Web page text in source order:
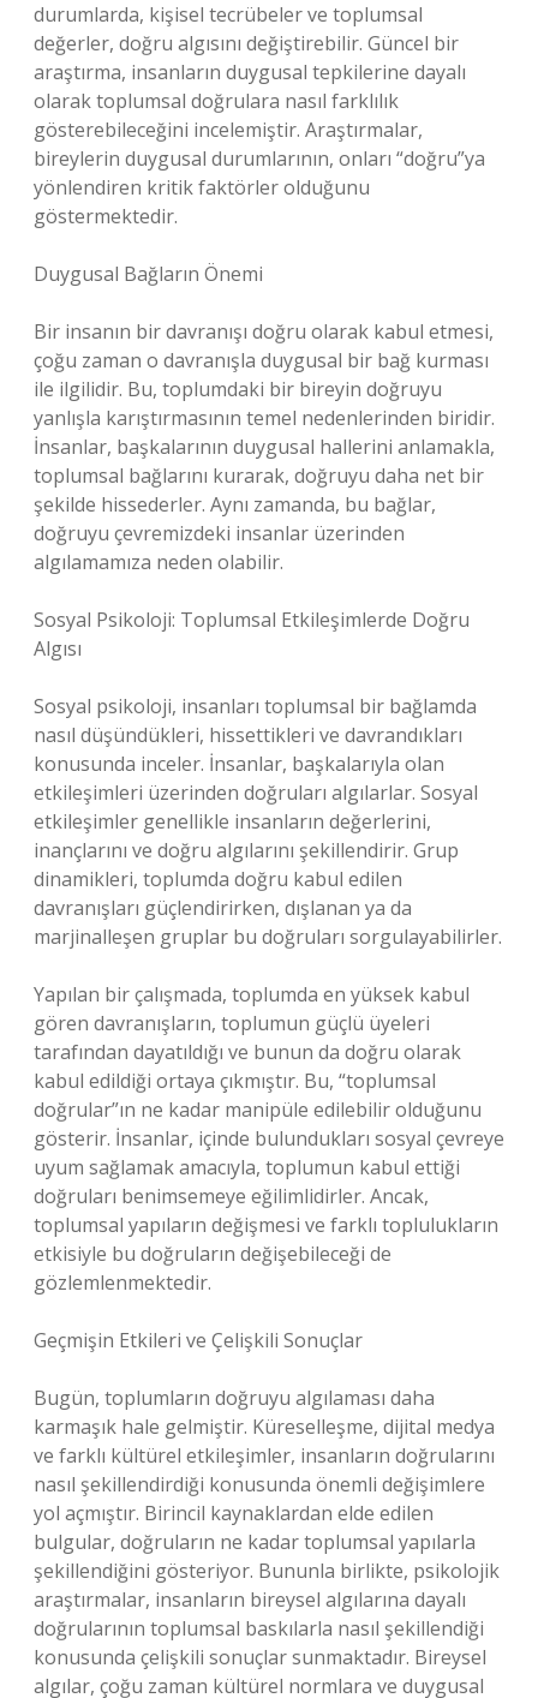
durumlarda, kişisel tecrübeler ve toplumsal
değerler, doğru algısını değiştirebilir. Güncel bir
araştırma, insanların duygusal tepkilerine dayalı
olarak toplumsal doğrulara nasıl farklılık
gösterebileceğini incelemiştir. Araştırmalar,
bireylerin duygusal durumlarının, onları “doğru”ya
yönlendiren kritik faktörler olduğunu
göstermektedir.
Duygusal Bağların Önemi
Bir insanın bir davranışı doğru olarak kabul etmesi,
çoğu zaman o davranışla duygusal bir bağ kurması
ile ilgilidir. Bu, toplumdaki bir bireyin doğruyu
yanlışla karıştırmasının temel nedenlerinden biridir.
İnsanlar, başkalarının duygusal hallerini anlamakla,
toplumsal bağlarını kurarak, doğruyu daha net bir
şekilde hissederler. Aynı zamanda, bu bağlar,
doğruyu çevremizdeki insanlar üzerinden
algılamamıza neden olabilir.
Sosyal Psikoloji: Toplumsal Etkileşimlerde Doğru
Algısı
Sosyal psikoloji, insanları toplumsal bir bağlamda
nasıl düşündükleri, hissettikleri ve davrandıkları
konusunda inceler. İnsanlar, başkalarıyla olan
etkileşimleri üzerinden doğruları algılarlar. Sosyal
etkileşimler genellikle insanların değerlerini,
inançlarını ve doğru algılarını şekillendirir. Grup
dinamikleri, toplumda doğru kabul edilen
davranışları güçlendirirken, dışlanan ya da
marjinalleşen gruplar bu doğruları sorgulayabilirler.
Yapılan bir çalışmada, toplumda en yüksek kabul
gören davranışların, toplumun güçlü üyeleri
tarafından dayatıldığı ve bunun da doğru olarak
kabul edildiği ortaya çıkmıştır. Bu, “toplumsal
doğrular”ın ne kadar manipüle edilebilir olduğunu
gösterir. İnsanlar, içinde bulundukları sosyal çevreye
uyum sağlamak amacıyla, toplumun kabul ettiği
doğruları benimsemeye eğilimlidirler. Ancak,
toplumsal yapıların değişmesi ve farklı toplulukların
etkisiyle bu doğruların değişebileceği de
gözlemlenmektedir.
Geçmişin Etkileri ve Çelişkili Sonuçlar
Bugün, toplumların doğruyu algılaması daha
karmaşık hale gelmiştir. Küreselleşme, dijital medya
ve farklı kültürel etkileşimler, insanların doğrularını
nasıl şekillendirdiği konusunda önemli değişimlere
yol açmıştır. Birincil kaynaklardan elde edilen
bulgular, doğruların ne kadar toplumsal yapılarla
şekillendiğini gösteriyor. Bununla birlikte, psikolojik
araştırmalar, insanların bireysel algılarına dayalı
doğrularının toplumsal baskılarla nasıl şekillendiği
konusunda çelişkili sonuçlar sunmaktadır. Bireysel
algılar, çoğu zaman kültürel normlara ve duygusal